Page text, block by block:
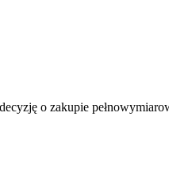
o zakupie